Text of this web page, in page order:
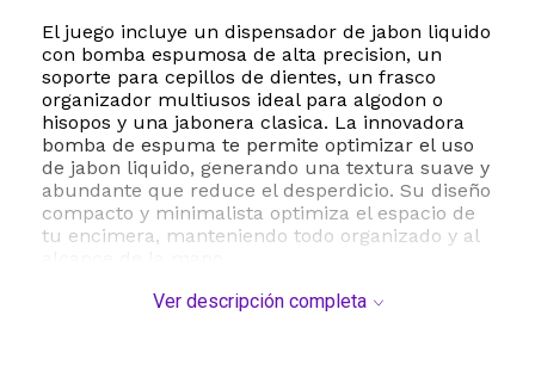
El juego incluye un dispensador de jabon liquido
con bomba espumosa de alta precision, un
soporte para cepillos de dientes, un frasco
organizador multiusos ideal para algodon o
hisopos y una jabonera clasica. La innovadora
bomba de espuma te permite optimizar el uso
de jabon liquido, generando una textura suave y
abundante que reduce el desperdicio. Su diseño
compacto y minimalista optimiza el espacio de
tu encimera, manteniendo todo organizado y al
Con un estilo contemporaneo de lineas limpias y
Ver descripción completa